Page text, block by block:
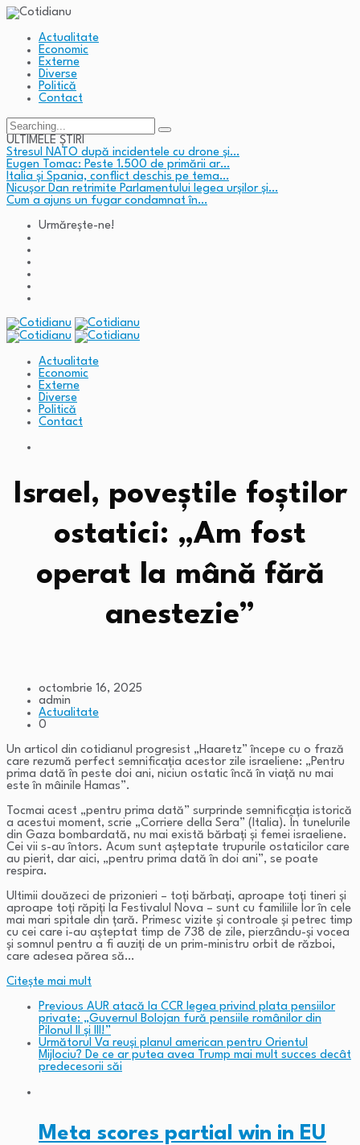
Actualitate
Economic
Externe
Diverse
Politică
Contact
Search
for:
ULTIMELE ȘTIRI
Stresul NATO după incidentele cu drone și…
Eugen Tomac: Peste 1.500 de primării ar…
Italia și Spania, conflict deschis pe tema…
Nicușor Dan retrimite Parlamentului legea urșilor și…
Cum a ajuns un fugar condamnat în…
Urmărește-ne!
Actualitate
Economic
Externe
Diverse
Politică
Contact
Israel, poveștile foștilor
ostatici: „Am fost
operat la mână fără
anestezie”
octombrie 16, 2025
admin
Actualitate
0
Un articol din cotidianul progresist „Haaretz” începe cu o frază
care rezumă perfect semnificația acestor zile israeliene: „Pentru
prima dată în peste doi ani, niciun ostatic încă în viață nu mai
este în mâinile Hamas”.
Tocmai acest „pentru prima dată” surprinde semnificația istorică
a acestui moment, scrie „Corriere della Sera” (Italia). În tunelurile
din Gaza bombardată, nu mai există bărbați și femei israeliene.
Cei vii s-au întors. Acum sunt așteptate trupurile ostaticilor care
au pierit, dar aici, „pentru prima dată în doi ani”, se poate
respira.
Ultimii douăzeci de prizonieri – toți bărbați, aproape toți tineri și
aproape toți răpiți la Festivalul Nova – sunt cu familiile lor în cele
mai mari spitale din țară. Primesc vizite și controale și petrec timp
cu cei care i-au așteptat timp de 738 de zile, pierzându-și vocea
și somnul pentru a fi auziți de un prim-ministru orbit de război,
care adesea părea să…
Citeşte mai mult
Previous AUR atacă la CCR legea privind plata pensiilor
private: „Guvernul Bolojan fură pensiile românilor din
Pilonul II și III!”
Următorul Va reuși planul american pentru Orientul
Mijlociu? De ce ar putea avea Trump mai mult succes decât
predecesorii săi
Meta scores partial win in EU